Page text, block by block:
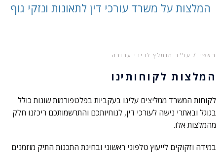
המלצות על משרד עורכי דין לתאונות ונזקי גוף
ראשי / עו''ד מומלץ לדיני עבודה
המלצות לקוחותינו
לקוחות המשרד ממליצים עלינו בעקביות בפלטפורמות שונות כולל
בגוגל ובאתרי נישה לעורכי דין, לנוחיותכם והתרשמותכם ריכזנו חלק
מהמלצות אלו.
במידה וזקוקים לייעוץ טלפוני ראשוני ובחינת התכנות התיק מוזמנים